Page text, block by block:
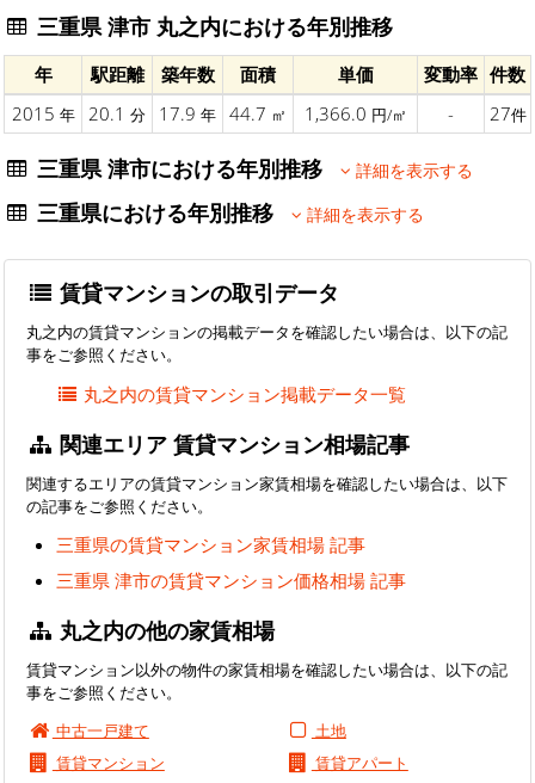
三重県 津市 丸之内における年別推移
年 駅距離 築年数 面積 単価 変動率 件数
2015 年 20.1 分 17.9 年 44.7 ㎡ 1,366.0 円/㎡ - 27件
三重県 津市における年別推移 詳細を表示する
三重県における年別推移 詳細を表示する
賃貸マンションの取引データ
丸之内の賃貸マンションの掲載データを確認したい場合は、以下の記
事をご参照ください。
丸之内の賃貸マンション掲載データ一覧
関連エリア 賃貸マンション相場記事
関連するエリアの賃貸マンション家賃相場を確認したい場合は、以下
の記事をご参照ください。
三重県の賃貸マンション家賃相場 記事
三重県 津市の賃貸マンション価格相場 記事
丸之内の他の家賃相場
賃貸マンション以外の物件の家賃相場を確認したい場合は、以下の記
事をご参照ください。
中古一戸建て
土地
賃貸マンション
賃貸アパート